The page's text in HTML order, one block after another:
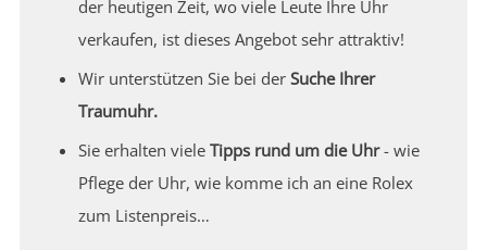
der heutigen Zeit, wo viele Leute Ihre Uhr
verkaufen, ist dieses Angebot sehr attraktiv!
Wir unterstützen Sie bei der Suche Ihrer
Traumuhr.
Sie erhalten viele Tipps rund um die Uhr- wie
Pflege der Uhr, wie komme ich an eine Rolex
zum Listenpreis…